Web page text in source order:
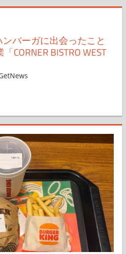
バーガに出会ったこと
CORNER BISTRO WEST
ジェ通ウェブライター